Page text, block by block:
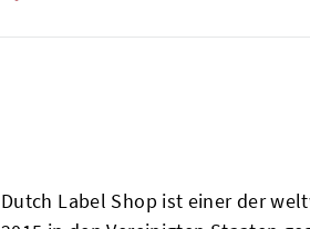
Dutch Label Shop ist einer der